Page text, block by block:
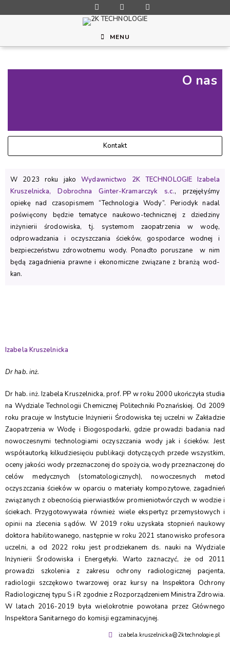
MENU
O nas
Kontakt
W 2023 roku jakoWydawnictwo 2K TECHNOLOGIE Izabela
Kruszelnicka, Dobrochna Ginter-Kramarczyk s.c., przejęłyśmy
opiekę nad czasopismem “Technologia Wody”. Periodyk nadal
poświęcony będzie tematyce naukowo-technicznej z dziedziny
inżynierii środowiska, tj. systemom zaopatrzenia w wodę,
odprowadzania i oczyszczania ścieków, gospodarce wodnej i
bezpieczeństwu zdrowotnemu wody. Ponadto poruszane w nim
będą zagadnienia prawne i ekonomiczne związane z branżą wod-
kan.
Izabela Kruszelnicka
Dr hab. inż.
Dr hab. inż. Izabela Kruszelnicka, prof. PP w roku 2000 ukończyła studia
na Wydziale Technologii Chemicznej Politechniki Poznańskiej. Od 2009
roku pracuje w Instytucie Inżynierii Środowiska tej uczelni w Zakładzie
Zaopatrzenia w Wodę i Biogospodarki, gdzie prowadzi badania nad
nowoczesnymi technologiami oczyszczania wody jak i ścieków. Jest
współautorką kilkudziesięciu publikacji dotyczących przede wszystkim,
oceny jakości wody przeznaczonej do spożycia, wody przeznaczonej do
celów medycznych (stomatologicznych), nowoczesnych metod
oczyszczania ścieków w oparciu o materiały kompozytowe, zagadnień
związanych z obecnością pierwiastków promieniotwórczych w wodzie i
ściekach. Przygotowywała również wiele ekspertyz przemysłowych i
opinii na zlecenia sądów. W 2019 roku uzyskała stopnień naukowy
doktora habilitowanego, następnie w roku 2021 stanowisko profesora
uczelni, a od 2022 roku jest prodziekanem ds. nauki na Wydziale
Inżynierii Środowiska i Energetyki. Warto zaznaczyć, że od 2011
prowadzi szkolenia z zakresu ochrony radiologicznej pacjenta,
radiologii szczękowo twarzowej oraz kursy na Inspektora Ochrony
Radiologicznej typu S i R zgodnie z Rozporządzeniem Ministra Zdrowia.
W latach 2016-2019 była wielokrotnie powołana przez Głównego
Inspektora Sanitarnego do komisji egzaminacyjnej.
izabela.kruszelnicka@2ktechnologie.pl